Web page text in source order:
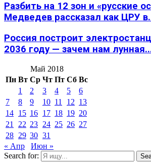
Разбить на 12 зон и «русские
Медведев рассказал как ЦРУ
Россия построит
2036 году — зачем нам
Май 2018
Пн Вт Ср Чт Пт Сб Вс
1
2 3 4 5
6
7
8 9 10 11 12 13
14 15 16 17 18 19 20
21
22 23 24 25 26 27
28 29 30 31
« Апр
Июн »
Search for: